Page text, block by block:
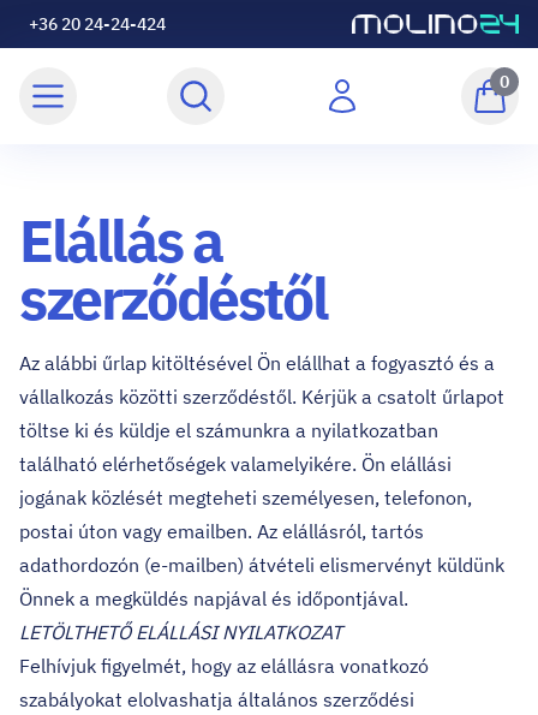
+36 20 24-24-424
0
Elállás a
szerződéstől
Az alábbi űrlap kitöltésével Ön elállhat a fogyasztó és a
vállalkozás közötti szerződéstől. Kérjük a csatolt űrlapot
töltse ki és küldje el számunkra a nyilatkozatban
található elérhetőségek valamelyikére. Ön elállási
jogának közlését megteheti személyesen, telefonon,
postai úton vagy emailben. Az elállásról, tartós
adathordozón (e-mailben) átvételi elismervényt küldünk
Önnek a megküldés napjával és időpontjával.
LETÖLTHETŐ ELÁLLÁSI NYILATKOZAT
Felhívjuk figyelmét, hogy az elállásra vonatkozó
szabályokat elolvashatja általános szerződési